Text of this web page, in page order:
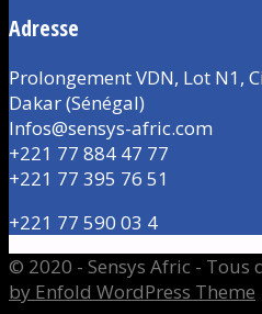
Adresse
Prolongement VDN, Lot N1,
Dakar (Sénégal)
Infos@sensys-afric.com
+221 77 884 47 77
+221 77 395 76 51
+221 77 590 03 4
© 2020 - Sensys Afric - Tous
by Enfold WordPress Theme